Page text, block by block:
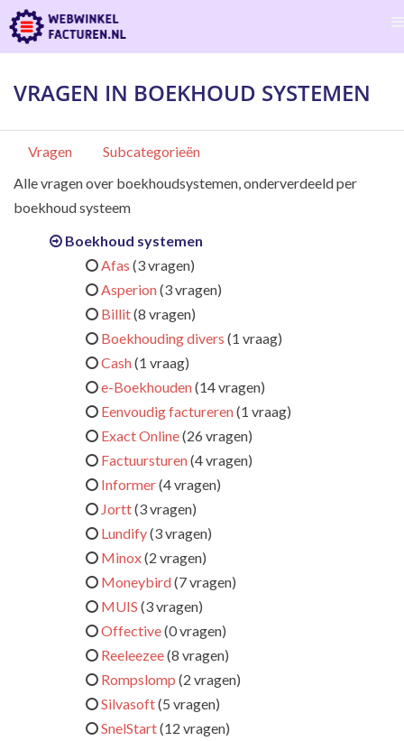
VRAGEN IN BOEKHOUD SYSTEMEN
Vragen
Subcategorieën
Alle vragen over boekhoudsystemen, onderverdeeld per
boekhoud systeem
Boekhoud systemen
Afas (3 vragen)
Asperion(3 vragen)
Billit(8 vragen)
Boekhouding divers (1 vraag)
Cash(1 vraag)
e-Boekhouden(14 vragen)
Eenvoudig factureren(1 vraag)
Exact Online(26 vragen)
Factuursturen(4 vragen)
Informer(4 vragen)
Jortt(3 vragen)
Lundify(3 vragen)
Minox(2 vragen)
Moneybird(7 vragen)
MUIS (3 vragen)
Offective(0 vragen)
Reeleezee(8 vragen)
Rompslomp (2 vragen)
Silvasoft(5 vragen)
SnelStart(12 vragen)